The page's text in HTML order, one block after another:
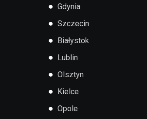
● Gdynia
● Szczecin
● Białystok
● Lublin
● Olsztyn
● Kielce
● Opole